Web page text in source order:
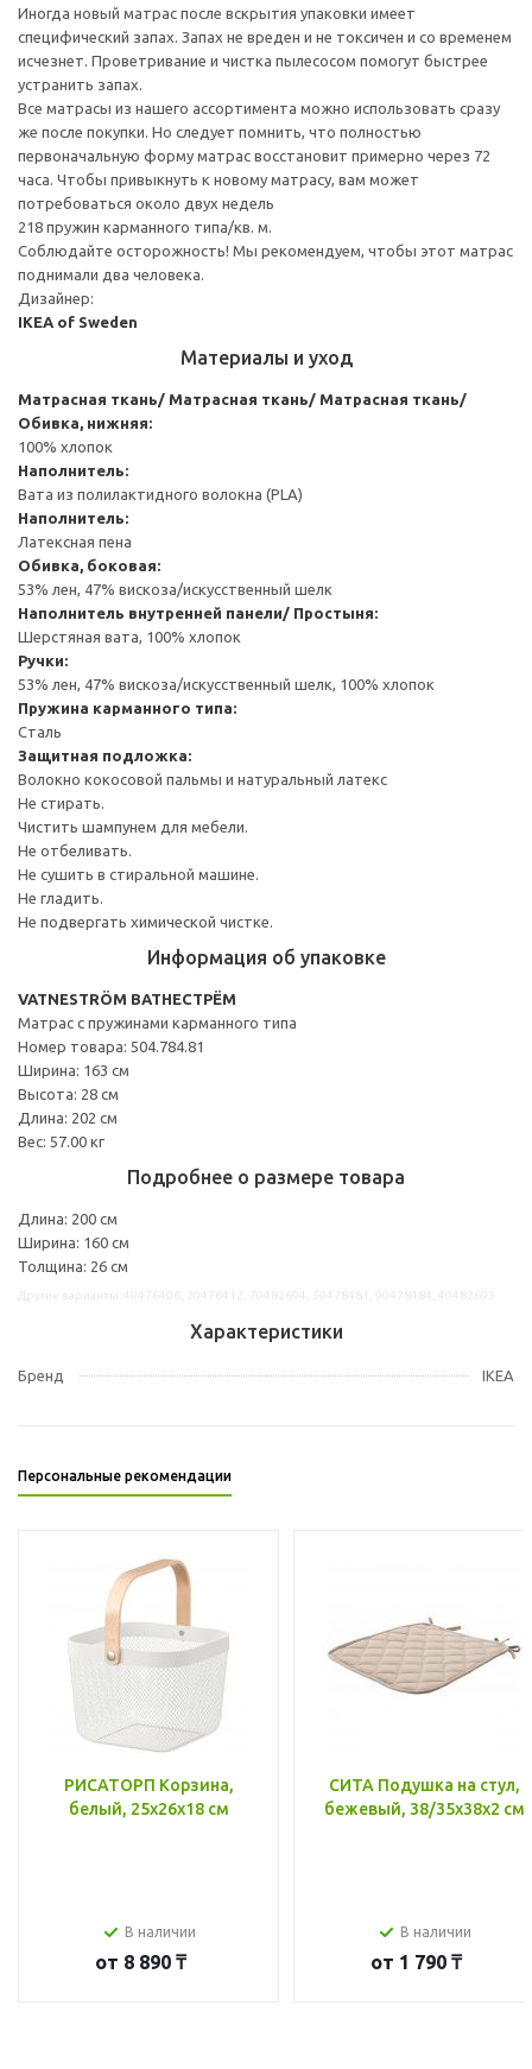
Иногда новый матрас после вскрытия упаковки имеет
специфический запах. Запах не вреден и не токсичен и со временем
исчезнет. Проветривание и чистка пылесосом помогут быстрее
устранить запах.
Все матрасы из нашего ассортимента можно использовать сразу
же после покупки. Но следует помнить, что полностью
первоначальную форму матрас восстановит примерно через 72
часа. Чтобы привыкнуть к новому матрасу, вам может
потребоваться около двух недель
218 пружин карманного типа/кв. м.
Соблюдайте осторожность! Мы рекомендуем, чтобы этот матрас
поднимали два человека.
Дизайнер:
IKEA of Sweden
Материалы и уход
Матрасная ткань/ Матрасная ткань/ Матрасная ткань/
Обивка, нижняя:
100% хлопок
Наполнитель:
Вата из полилактидного волокна (PLA)
Наполнитель:
Латексная пена
Обивка, боковая:
53% лен, 47% вискоза/искусственный шелк
Наполнитель внутренней панели/ Простыня:
Шерстяная вата, 100% хлопок
Ручки:
53% лен, 47% вискоза/искусственный шелк, 100% хлопок
Пружина карманного типа:
Сталь
Защитная подложка:
Волокно кокосовой пальмы и натуральный латекс
Не стирать.
Чистить шампунем для мебели.
Не отбеливать.
Не сушить в стиральной машине.
Не гладить.
Не подвергать химической чистке.
Информация об упаковке
VATNESTRÖM ВАТНЕСТРЁМ
Матрас с пружинами карманного типа
Номер товара: 504.784.81
Ширина: 163 см
Высота: 28 см
Длина: 202 см
Вес: 57.00 кг
Подробнее о размере товара
Длина: 200 см
Ширина: 160 см
Толщина: 26 см
Характеристики
Бренд IKEA
Персональные рекомендации
РИСАТОРП Корзина,
белый, 25x26x18 см
В наличии
от 8 890 ₸
СИТА Подушка на стул,
бежевый, 38/35x38x2 см
В наличии
от 1 790 ₸